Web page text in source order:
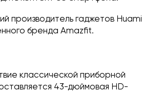
производитель гаджетов Huami
бренда Amazfit.
классической приборной
43-дюймовая HD-